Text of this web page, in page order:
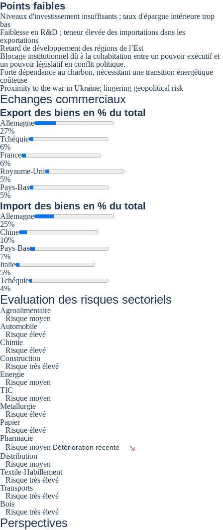
Points faibles
Niveaux d'investissement insuffisants ; taux d'épargne intérieure trop
bas
Faiblesse en R&D ; teneur élevée des importations dans les
exportations
Retard de développement des régions de l’Est
Blocage institutionnel dû à la cohabitation entre un pouvoir exécutif et
un pouvoir législatif en conflit politique.
Forte dépendance au charbon, nécessitant une transition énergétique
coûteuse
Proximity to the war in Ukraine; lingering geopolitical risk
Echanges commerciaux
Export des biens en % du total
Allemagne
27%
Tchéquie
6%
France
6%
Royaume-Uni
5%
Pays-Bas
5%
Import des biens en % du total
Allemagne
25%
Chine
10%
Pays-Bas
7%
Italie
5%
Tchéquie
4%
Evaluation des risques sectoriels
Agroalimentaire
Risque moyen
Automobile
Risque élevé
Chimie
Risque élevé
Construction
Risque très élevé
Energie
Risque moyen
TIC
Risque moyen
Metallurgie
Risque élevé
Papier
Risque élevé
Pharmacie
Risque moyen Détérioration récente
Distribution
Risque moyen
Textile-Habillement
Risque très élevé
Transports
Risque très élevé
Bois
Risque très élevé
Perspectives